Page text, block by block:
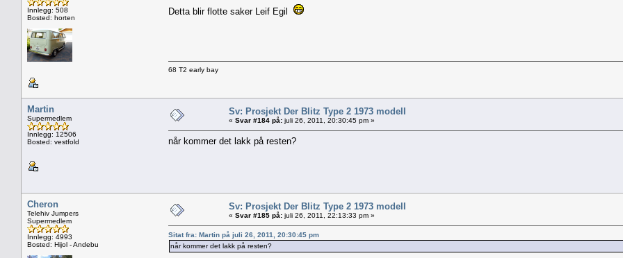
Innlegg: 508
Bosted: horten
Detta blir flotte saker Leif Egil
68 T2 early bay
Martin
Supermedlem
Innlegg: 12506
Bosted: vestfold
Sv: Prosjekt Der Blitz Type 2 1973 modell
« Svar #184 på: juli 26, 2011, 20:30:45 pm »
når kommer det lakk på resten?
Cheron
Telehiv Jumpers
Supermedlem
Innlegg: 4993
Bosted: Hijol - Andebu
Sv: Prosjekt Der Blitz Type 2 1973 modell
« Svar #185 på: juli 26, 2011, 22:13:33 pm »
Sitat fra: Martin på juli 26, 2011, 20:30:45 pm
når kommer det lakk på resten?